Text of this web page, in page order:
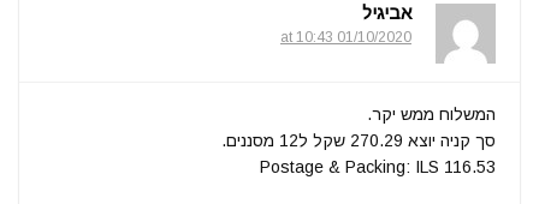
אביגיל
01/10/2020 at 10:43
המשלוח ממש יקר.
סך קניה יוצא 270.29 שקל ל12 מסננים.
Postage & Packing: ILS 116.53